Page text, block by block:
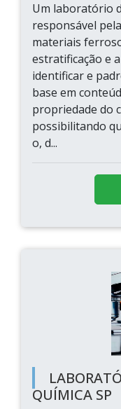
Um laboratório
responsável
materiais
estratificação e
identificar e
base em
propriedade do
possibilitando
o, d...
QUÍMICA SP